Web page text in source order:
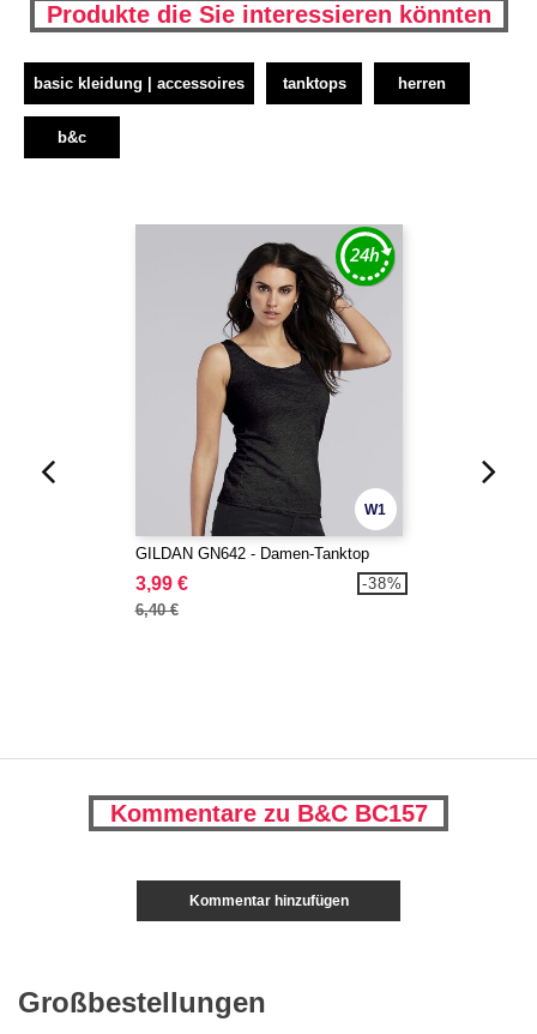
Produkte die Sie interessieren könnten
basic kleidung | accessoires tanktops herren
b&c
W1
GILDAN GN642 - Damen-Tanktop
3,99 €
6,40 €
-38%
Kommentare zu B&C BC157
Kommentar hinzufügen
Großbestellungen